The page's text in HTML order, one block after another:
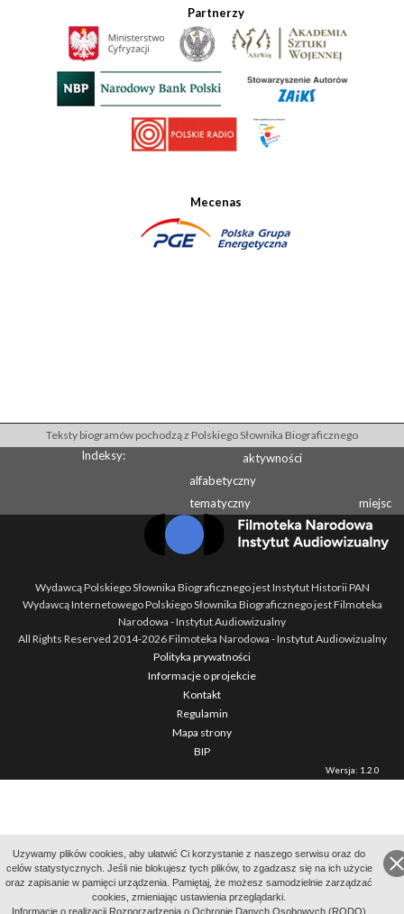
Partnerzy
Mecenas
Uzywamy plików cookies, aby ułatwić Ci korzystanie z naszego serwisu oraz do
celów statystycznych. Jeśli nie blokujesz tych plików, to zgadzasz się na ich użycie
oraz zapisanie w pamięci urządzenia. Pamiętaj, że możesz samodzielnie zarządzać
cookies, zmieniając ustawienia przeglądarki.
Informację o realizacji Rozporządzenia o Ochronie Danych Osobowych (RODO)
Teksty biogramów pochodzą z Polskiego Słownika Biograficznego
Indeksy:
aktywności
alfabetyczny
tematyczny
miejsc
Wydawcą Polskiego Słownika Biograficznego jest Instytut Historii PAN
Wydawcą Internetowego Polskiego Słownika Biograficznego jest Filmoteka
Narodowa - Instytut Audiowizualny
All Rights Reserved 2014-2026Filmoteka Narodowa - Instytut Audiowizualny
Polityka prywatności
Informacje o projekcie
Kontakt
Regulamin
Mapa strony
BIP
Wersja: 1.2.0